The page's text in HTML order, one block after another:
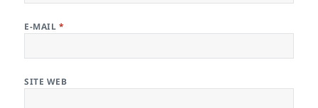
E-MAIL *
SITE WEB